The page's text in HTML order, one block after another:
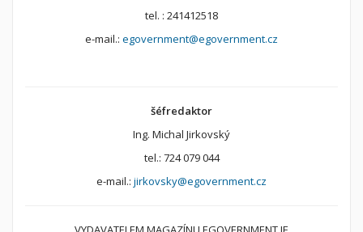
tel. : 241412518
e-mail.: egovernment@egovernment.cz
šéfredaktor
Ing. Michal Jirkovský
tel.: 724 079 044
e-mail.: jirkovsky@egovernment.cz